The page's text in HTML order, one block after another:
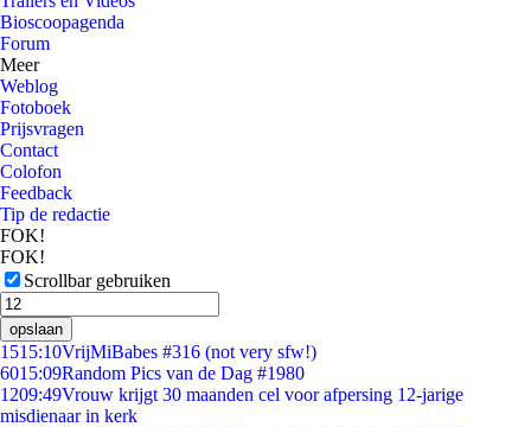
Bioscoopagenda
Forum
Meer
Weblog
Fotoboek
Prijsvragen
Contact
Colofon
Feedback
Tip de redactie
FOK!
FOK!
Scrollbar gebruiken
opslaan
1515:10VrijMiBabes #316 (not very sfw!)
6015:09Random Pics van de Dag #1980
1209:49Vrouw krijgt 30 maanden cel voor afpersing 12-jarige
misdienaar in kerk